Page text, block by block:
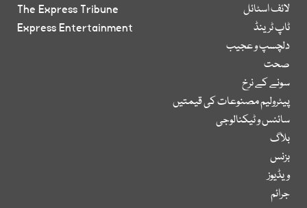
لائف اسٹائل
ٹاپ ٹرینڈ
دلچسپ و عجیب
صحت
سونے کے نرخ
پیٹرولیم مصنوعات کی قیمتیں
سائنس و ٹیکنالوجی
بلاگ
بزنس
ویڈیوز
جرائم
The Express Tribune
Express Entertainment